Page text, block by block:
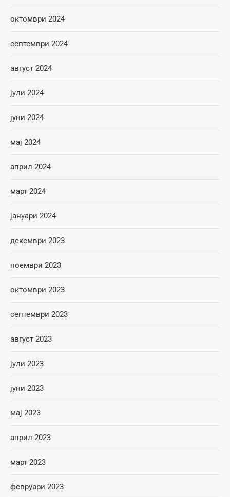
октомври 2024
септември 2024
август 2024
јули 2024
јуни 2024
мај 2024
април 2024
март 2024
јануари 2024
декември 2023
ноември 2023
октомври 2023
септември 2023
август 2023
јули 2023
јуни 2023
мај 2023
април 2023
март 2023
февруари 2023